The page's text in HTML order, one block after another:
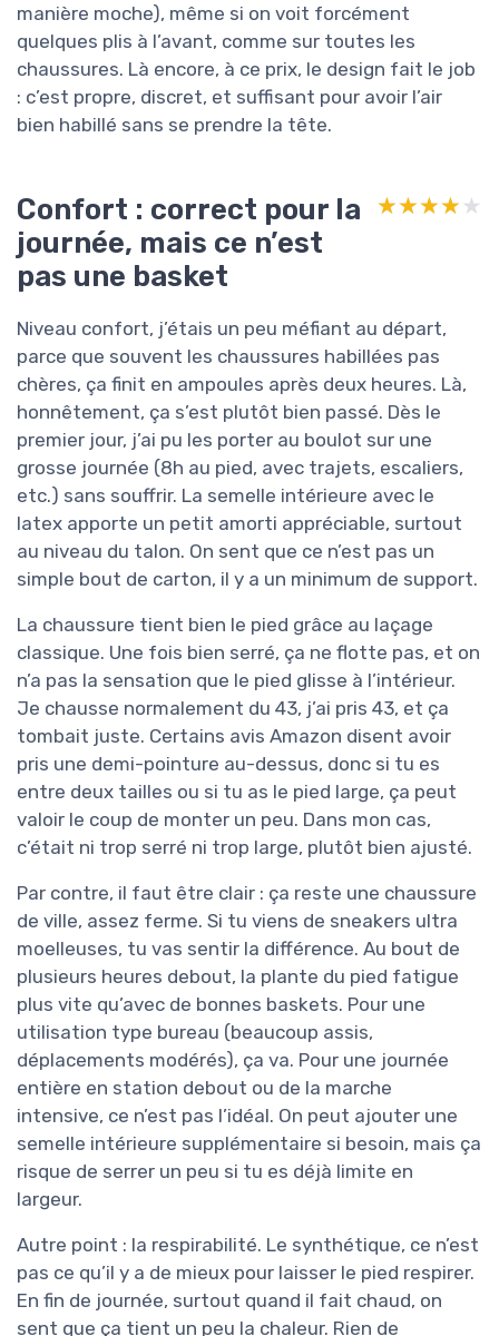
manière moche), même si on voit forcément
quelques plis à l’avant, comme sur toutes les
chaussures. Là encore, à ce prix, le design fait le job
: c’est propre, discret, et suffisant pour avoir l’air
bien habillé sans se prendre la tête.
Confort : correct pour la
journée, mais ce n’est
pas une basket
★★★★★
★★★★★
Niveau confort, j’étais un peu méfiant au départ,
parce que souvent les chaussures habillées pas
chères, ça finit en ampoules après deux heures. Là,
honnêtement, ça s’est plutôt bien passé. Dès le
premier jour, j’ai pu les porter au boulot sur une
grosse journée (8h au pied, avec trajets, escaliers,
etc.) sans souffrir. La semelle intérieure avec le
latex apporte un petit amorti appréciable, surtout
au niveau du talon. On sent que ce n’est pas un
simple bout de carton, il y a un minimum de support.
La chaussure tient bien le pied grâce au laçage
classique. Une fois bien serré, ça ne flotte pas, et on
n’a pas la sensation que le pied glisse à l’intérieur.
Je chausse normalement du 43, j’ai pris 43, et ça
tombait juste. Certains avis Amazon disent avoir
pris une demi-pointure au-dessus, donc si tu es
entre deux tailles ou si tu as le pied large, ça peut
valoir le coup de monter un peu. Dans mon cas,
c’était ni trop serré ni trop large, plutôt bien ajusté.
Par contre, il faut être clair : ça reste une chaussure
de ville, assez ferme. Si tu viens de sneakers ultra
moelleuses, tu vas sentir la différence. Au bout de
plusieurs heures debout, la plante du pied fatigue
plus vite qu’avec de bonnes baskets. Pour une
utilisation type bureau (beaucoup assis,
déplacements modérés), ça va. Pour une journée
entière en station debout ou de la marche
intensive, ce n’est pas l’idéal. On peut ajouter une
semelle intérieure supplémentaire si besoin, mais ça
risque de serrer un peu si tu es déjà limite en
largeur.
Autre point : la respirabilité. Le synthétique, ce n’est
pas ce qu’il y a de mieux pour laisser le pied respirer.
En fin de journée, surtout quand il fait chaud, on
sent que ça tient un peu la chaleur. Rien de